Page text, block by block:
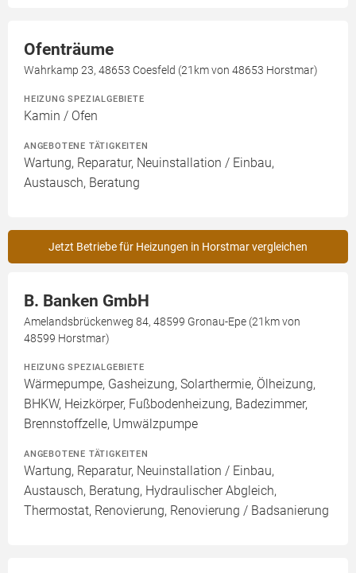
Ofenträume
Wahrkamp 23, 48653 Coesfeld (21km von 48653 Horstmar)
HEIZUNG SPEZIALGEBIETE
Kamin / Ofen
ANGEBOTENE TÄTIGKEITEN
Wartung, Reparatur, Neuinstallation / Einbau,
Austausch, Beratung
Jetzt Betriebe für Heizungen in Horstmar vergleichen
B. Banken GmbH
Amelandsbrückenweg 84, 48599 Gronau-Epe (21km von
48599 Horstmar)
HEIZUNG SPEZIALGEBIETE
Wärmepumpe, Gasheizung, Solarthermie, Ölheizung,
BHKW, Heizkörper, Fußbodenheizung, Badezimmer,
Brennstoffzelle, Umwälzpumpe
ANGEBOTENE TÄTIGKEITEN
Wartung, Reparatur, Neuinstallation / Einbau,
Austausch, Beratung, Hydraulischer Abgleich,
Thermostat, Renovierung, Renovierung / Badsanierung